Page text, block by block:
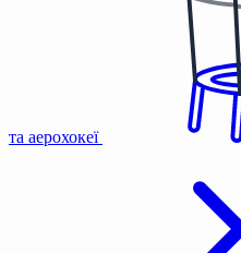
та аерохокеї